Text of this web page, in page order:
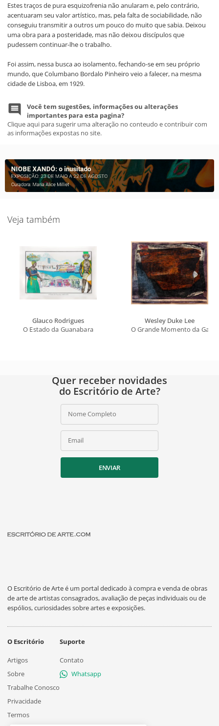
Estes traços de pura esquizofrenia não anularam e, pelo contrário,
acentuaram seu valor artístico, mas, pela falta de sociabilidade, não
conseguiu transmitir a outros um pouco do muito que sabia. Deixou
uma obra para a posteridade, mas não deixou discípulos que
pudessem continuar-lhe o trabalho.
Foi assim, nessa busca ao isolamento, fechando-se em seu próprio
mundo, que Columbano Bordalo Pinheiro veio a falecer, na mesma
cidade de Lisboa, em 1929.
Você tem sugestões, informações ou alterações
importantes para esta pagina?
Clique aqui para sugerir uma alteração no conteudo e contribuir com
as informações expostas no site.
Veja também
Glauco Rodrigues
O Estado da Guanabara
Wesley Duke Lee
O Grande Momento da
Quer receber novidades
do Escritório de Arte?
Nome Completo
Email
ENVIAR
O Escritório de Arte é um portal dedicado à compra e venda de obras
de arte de artistas consagrados, avaliação de peças individuais ou de
espólios, curiosidades sobre artes e exposições.
O Escritório
Artigos
Sobre
Trabalhe Conosco
Privacidade
Termos
Suporte
Contato
Whatsapp